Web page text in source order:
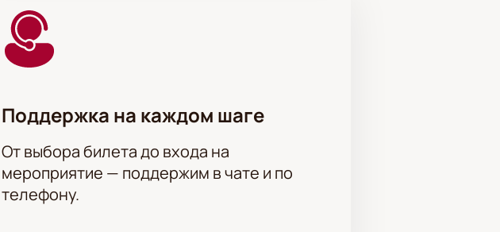
Поддержка на каждом шаге
От выбора билета до входа на
мероприятие — поддержим в чате и по
телефону.